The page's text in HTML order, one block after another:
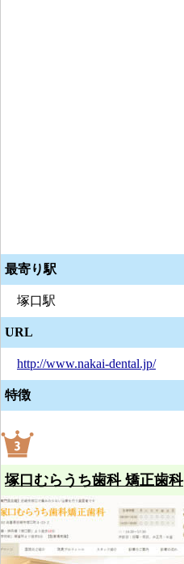
最寄り駅
塚口駅
URL
http://www.nakai-dental.jp/
特徴
塚口むらうち歯科 矯正歯科